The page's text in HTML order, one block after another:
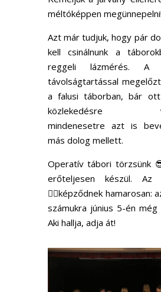
méltóképpen
Azt már tudjuk, hogy pár
kell csinálnunk a
reggeli lázmérés.
távolságtartással
a falusi táborban, bár
közlekedésre
mindenesetre azt is
más dolog mellett.
Operatív tábori törzsünk
erőteljesen készül. Az
🧜‍♂️képződnek hamarosan:
számukra június 5-én még
Aki hallja, adja át!